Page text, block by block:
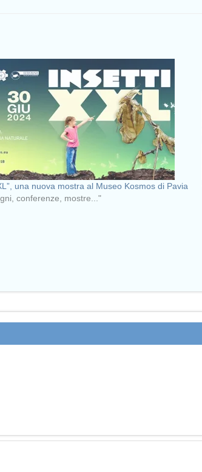
una nuova mostra al Museo Kosmos di Pavia
conferenze, mostre..."